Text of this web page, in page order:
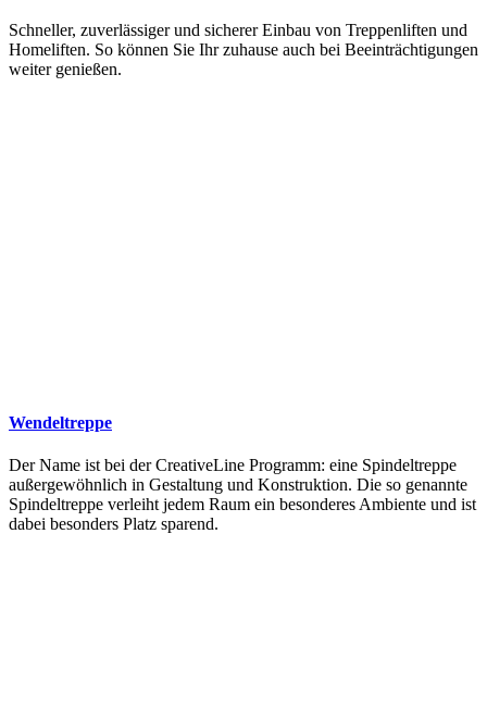
Schneller, zuverlässiger und sicherer Einbau von Treppenliften und
Homeliften. So können Sie Ihr zuhause auch bei Beeinträchtigungen
weiter genießen.
Wendeltreppe
Der Name ist bei der CreativeLine Programm: eine Spindeltreppe
außergewöhnlich in Gestaltung und Konstruktion. Die so genannte
Spindeltreppe verleiht jedem Raum ein besonderes Ambiente und ist
dabei besonders Platz sparend.